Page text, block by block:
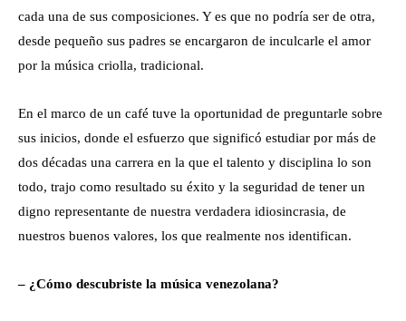
cada una de sus composiciones. Y es que no podría ser de otra,
desde pequeño sus padres se encargaron de inculcarle el amor
por la música criolla, tradicional.
En el marco de un café tuve la oportunidad de preguntarle sobre
sus inicios, donde el esfuerzo que significó estudiar por más de
dos décadas una carrera en la que el talento y disciplina lo son
todo, trajo como resultado su éxito y la seguridad de tener un
digno representante de nuestra verdadera idiosincrasia, de
nuestros buenos valores, los que realmente nos identifican.
– ¿Cómo descubriste la música venezolana?